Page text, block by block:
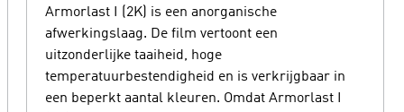
Armorlast I (2K) is een anorganische
afwerkingslaag. De film vertoont een
uitzonderlijke taaiheid, hoge
temperatuurbestendigheid en is verkrijgbaar in
een beperkt aantal kleuren. Omdat Armorlast I